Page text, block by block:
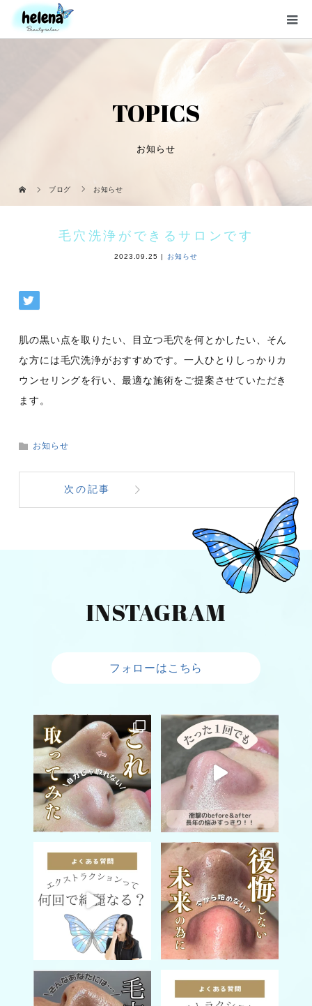
TOPICS
お知らせ
ブログ お知らせ
毛穴洗浄ができるサロンです
2023.09.25 お知らせ
肌の黒い点を取りたい、目立つ毛穴を何とかしたい、そん
な方には毛穴洗浄がおすすめです。一人ひとりしっかりカ
ウンセリングを行い、最適な施術をご提案させていただき
ます。
お知らせ
次の記事
INSTAGRAM
フォローはこちら